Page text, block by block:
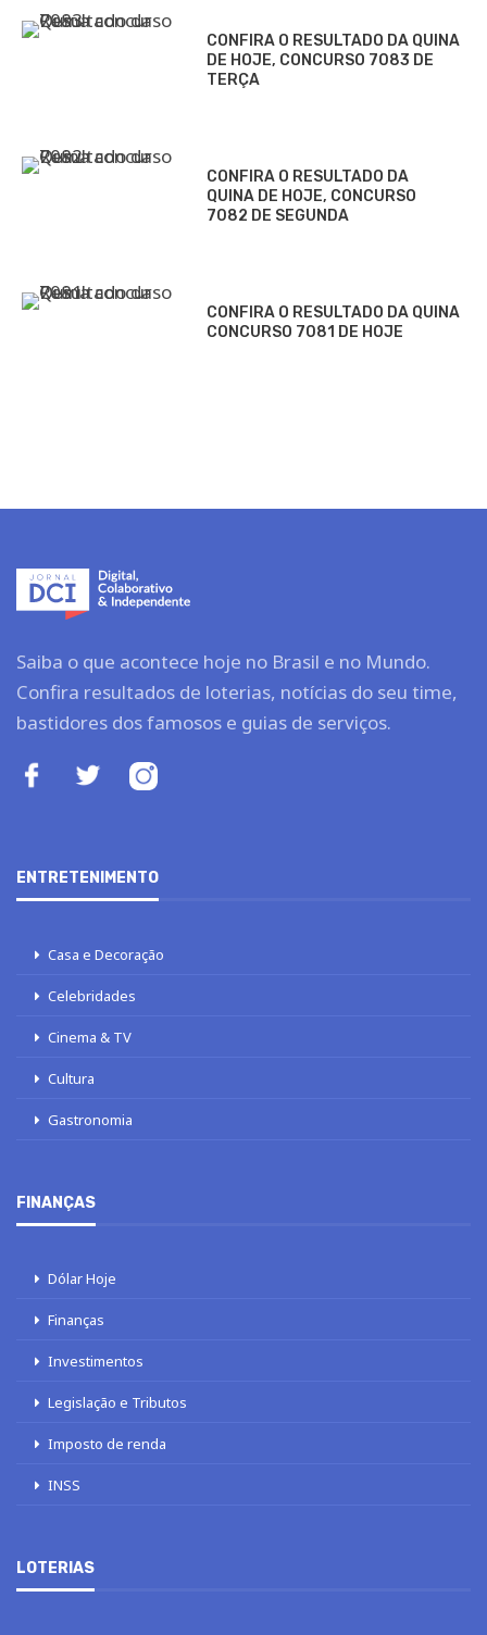
CONFIRA O RESULTADO DA QUINA
DE HOJE, CONCURSO 7083 DE
TERÇA
CONFIRA O RESULTADO DA
QUINA DE HOJE, CONCURSO
7082 DE SEGUNDA
CONFIRA O RESULTADO DA QUINA
CONCURSO 7081 DE HOJE
Saiba o que acontece hoje no Brasil e no Mundo.
Confira resultados de loterias, notícias do seu time,
bastidores dos famosos e guias de serviços.
ENTRETENIMENTO
Casa e Decoração
Celebridades
Cinema & TV
Cultura
Gastronomia
FINANÇAS
Dólar Hoje
Finanças
Investimentos
Legislação e Tributos
Imposto de renda
INSS
LOTERIAS